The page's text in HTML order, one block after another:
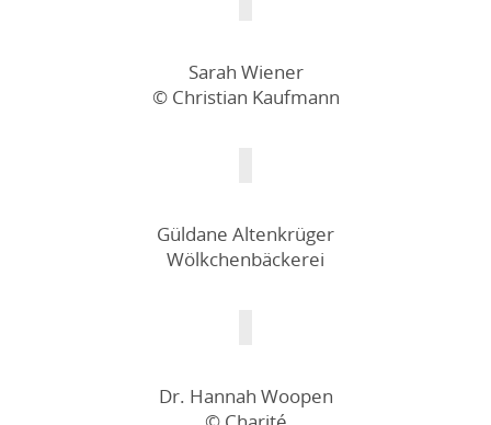
Sarah Wiener
© Christian Kaufmann
Güldane Altenkrüger
Wölkchenbäckerei
Dr. Hannah Woopen